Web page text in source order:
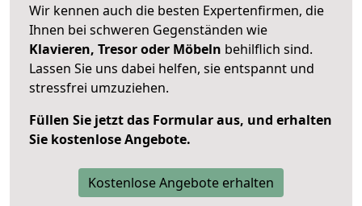
Wir kennen auch die besten Expertenfirmen, die
Ihnen bei schweren Gegenständen wie
Klavieren, Tresor oder Möbeln behilflich sind.
Lassen Sie uns dabei helfen, sie entspannt und
stressfrei umzuziehen.
Füllen Sie jetzt das Formular aus, und erhalten
Sie kostenlose Angebote.
Kostenlose Angebote erhalten